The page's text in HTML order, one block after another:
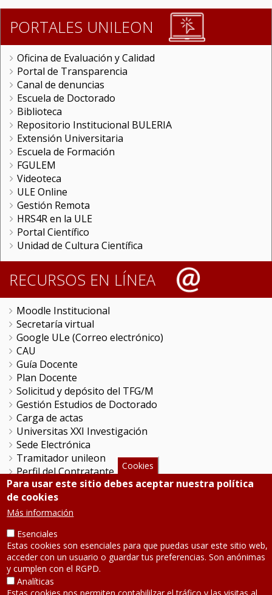
PORTALES UNILEON
Oficina de Evaluación y Calidad
Portal de Transparencia
Canal de denuncias
Escuela de Doctorado
Biblioteca
Repositorio Institucional BULERIA
Extensión Universitaria
Escuela de Formación
FGULEM
Videoteca
ULE Online
Gestión Remota
HRS4R en la ULE
Portal Científico
Unidad de Cultura Científica
RECURSOS EN LÍNEA
Moodle Institucional
Secretaría virtual
Google ULe (Correo electrónico)
CAU
Guía Docente
Plan Docente
Solicitud y depósito del TFG/M
Gestión Estudios de Doctorado
Carga de actas
Universitas XXI Investigación
Sede Electrónica
Tramitador unileon
Perfil del Contratante
Portal del Empleado
Servicio de Informática y Comunicaciones
SÍGUENOS
Teléfono: 987 291 000
Aviso legal-Política de privacidad
Cookies
Para usar este sitio debes aceptar nuestra política
de cookies
Más información
Esenciales
Estas cookies son esenciales para que puedas usar este sitio web,
acceder con un usuario o guardar tus preferencias. Son anónimas
y cumplen con el RGPD.
Analíticas